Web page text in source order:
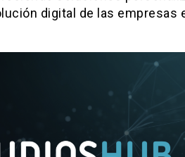
digital de las empresas